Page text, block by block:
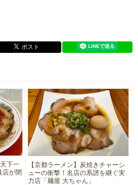
下一
店が閉
【京都ラーメン】炭焼きチャーシ
ューの衝撃！名店の系譜を継ぐ実
力店「麺屋 大ちゃん」